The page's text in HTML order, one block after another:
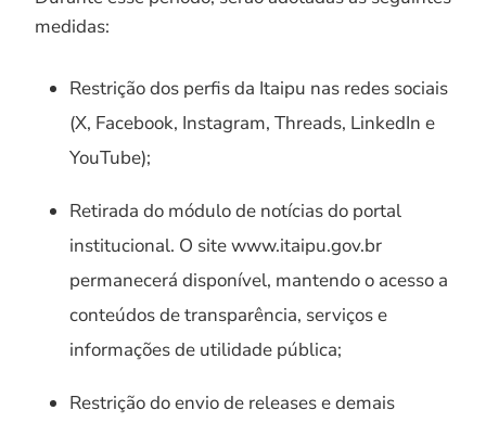
medidas:
Restrição dos perfis da Itaipu nas redes sociais
(X, Facebook, Instagram, Threads, LinkedIn e
YouTube);
Retirada do módulo de notícias do portal
institucional. O site www.itaipu.gov.br
permanecerá disponível, mantendo o acesso a
conteúdos de transparência, serviços e
informações de utilidade pública;
Restrição do envio de releases e demais